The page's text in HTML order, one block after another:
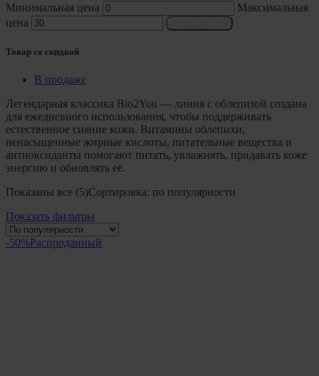
Минимальная цена
Максимальная
цена
Товар со скидкой
В продаже
Легендарная классика Bio2You — линия с облепихой создана
для ежедневного использования, чтобы поддерживать
естественное сияние кожи. Витамины облепихи,
ненасыщенные жирные кислоты, питательные вещества и
антиоксиданты помогают питать, увлажнять, придавать коже
энергию и обновлять её.
Показаны все (5)Сортировка: по популярности
Показать фильтры
-50%Распроданный